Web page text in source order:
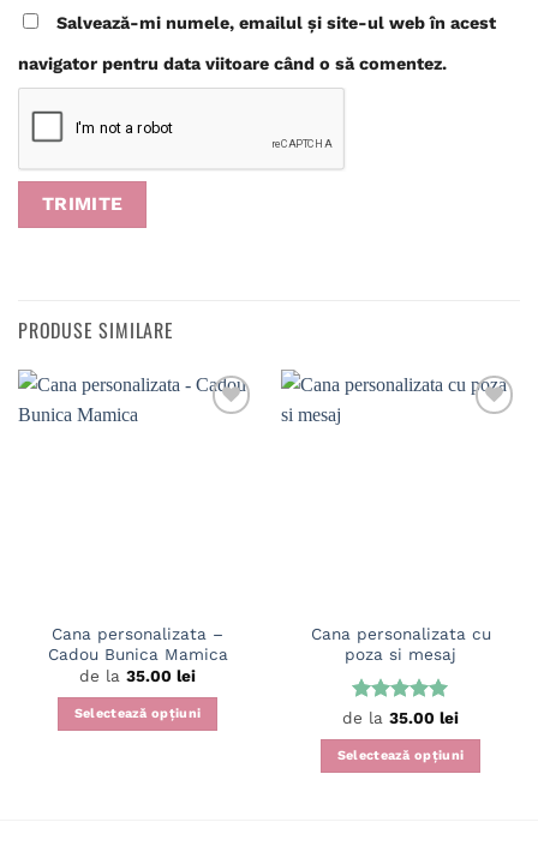
Salvează-mi numele, emailul și site-ul web în acest
navigator pentru data viitoare când o să comentez.
PRODUSE SIMILARE
Cana personalizata –
Cadou Bunica Mamica
de la 35.00 lei
Selectează opțiuni
Cana personalizata cu
poza si mesaj
Evaluat la
5din 5
de la 35.00 lei
Selectează opțiuni